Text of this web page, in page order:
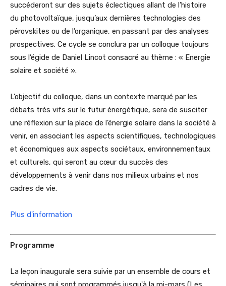
succéderont sur des sujets éclectiques allant de l’histoire
du photovoltaïque, jusqu’aux dernières technologies des
pérovskites ou de l’organique, en passant par des analyses
prospectives. Ce cycle se conclura par un colloque toujours
sous l’égide de Daniel Lincot consacré au thème : « Energie
solaire et société ».
L’objectif du colloque, dans un contexte marqué par les
débats très vifs sur le futur énergétique, sera de susciter
une réflexion sur la place de l’énergie solaire dans la société à
venir, en associant les aspects scientifiques, technologiques
et économiques aux aspects sociétaux, environnementaux
et culturels, qui seront au cœur du succès des
développements à venir dans nos milieux urbains et nos
cadres de vie.
Plus d'information
Programme
La leçon inaugurale sera suivie par un ensemble de cours et